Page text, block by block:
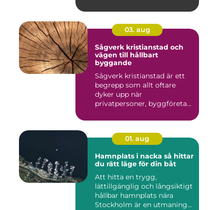
03. aug
Sågverk kristianstad och
vägen till hållbart
byggande
Sågverk kristianstad är ett
begrepp som allt oftare
dyker upp när
privatpersoner, byggföretag
01. aug
Hamnplats i nacka så hittar
du rätt läge för din båt
Att hitta en trygg,
lättillgänglig och långsiktigt
hållbar hamnplats nära
Stockholm är en utmaning